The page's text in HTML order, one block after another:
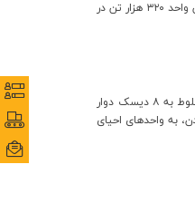
واحد فولادسازی استفاده می‌شود و ریزدانه آن در واحد هیدرات به آهک هیدراته تبدیل و در واحدهای گندله‌سازی، بریکت‌سازی، نورد سرد و تصفیه‌خانه مصرف و مازاد آن عرضه می‌گردد. ظرفیت اسمی این واحد ۳۲۰ هزار تن در
۵ درصد در آسیاب‌های گلوله‌ای به پودر با دانه‌بندی مناسب تبدیل و در میکسرها با کنسانتره ریزدانه، چسب (پودر بنتونیت) و لجن غبارگیرها مخلوط می‌شود. سپس مخلوط به ۸ دیسک دوار
پخته و سخت شده و بعد از سرد شدن، به واحدهای احیای